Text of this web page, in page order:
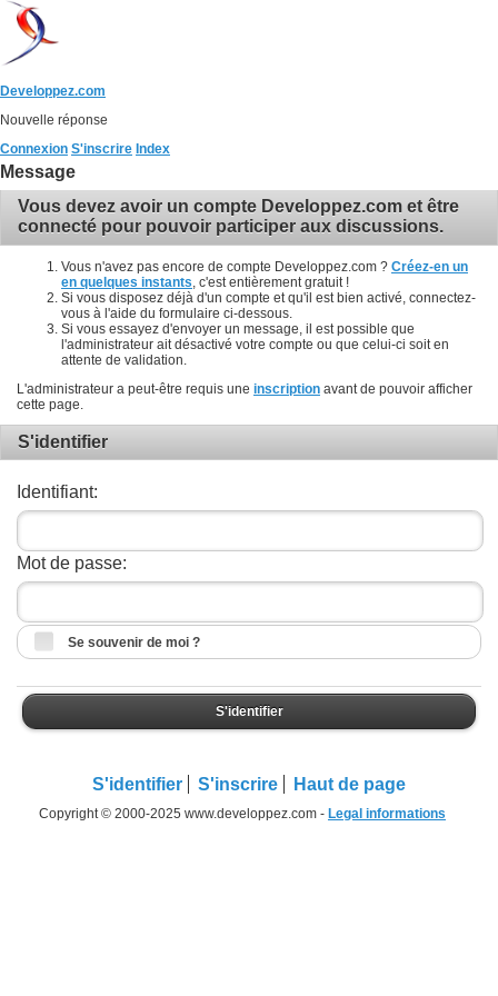
Developpez.com
Nouvelle réponse
Connexion S'inscrire Index
Message
Vous devez avoir un compte Developpez.com et être
connecté pour pouvoir participer aux discussions.
Vous n'avez pas encore de compte Developpez.com ? Créez-en un
en quelques instants , c'est entièrement gratuit !
Si vous disposez déjà d'un compte et qu'il est bien activé, connectez-
vous à l'aide du formulaire ci-dessous.
Si vous essayez d'envoyer un message, il est possible que
l'administrateur ait désactivé votre compte ou que celui-ci soit en
attente de validation.
L'administrateur a peut-être requis une inscription avant de pouvoir afficher
cette page.
S'identifier
Identifiant:
Mot de passe:
Se souvenir de moi ?
S'identifier
S'identifier S'inscrire Haut de page
Copyright © 2000-2025 www.developpez.com - Legal informations